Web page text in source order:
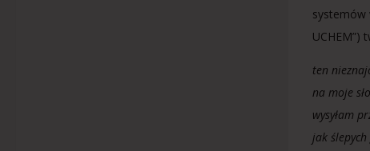
systemów
UCHEM”)
ten
na moje
wysyłam
jak